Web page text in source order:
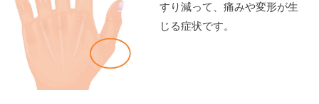
すり減って、痛みや変形が生
じる症状です。